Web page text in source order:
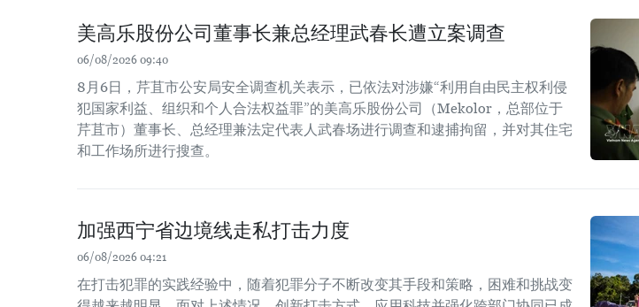
美高乐股份公司董事长兼总经理武春长遭立案调查
06/08/2026 09:40
8月6日，芹苴市公安局安全调查机关表示，已依法对涉嫌“利用自由民主权利侵
犯国家利益、组织和个人合法权益罪”的美高乐股份公司（Mekolor，总部位于
芹苴市）董事长、总经理兼法定代表人武春场进行调查和逮捕拘留，并对其住宅
和工作场所进行搜查。
加强西宁省边境线走私打击力度
06/08/2026 04:21
在打击犯罪的实践经验中，随着犯罪分子不断改变其手段和策略，困难和挑战变